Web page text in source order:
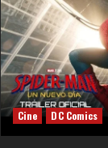
Cine DC Comics